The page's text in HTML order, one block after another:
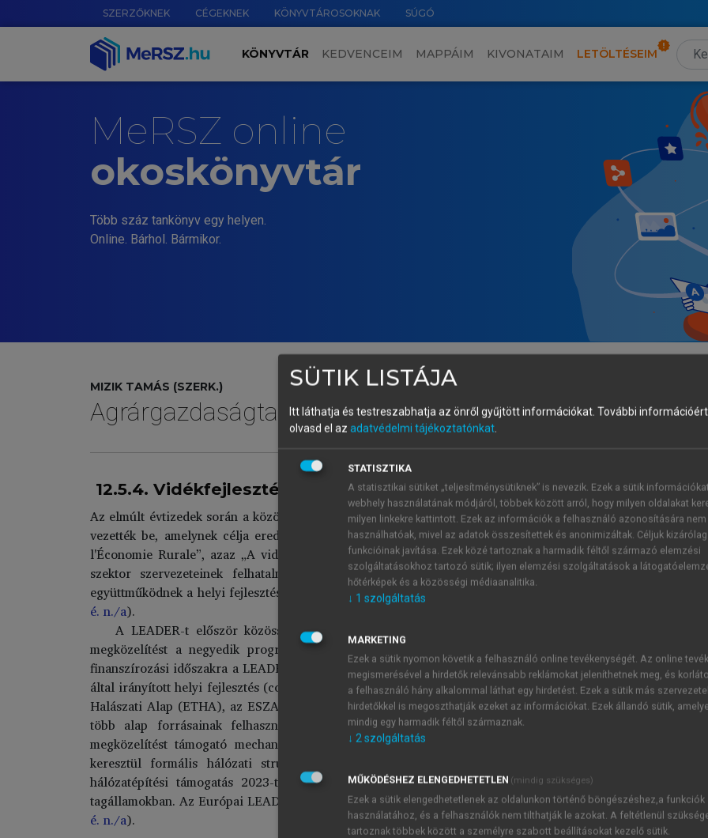
SZERZŐKNEK CÉGEKNEK KÖNYVTÁROSOKNAK SÚGÓ
KÖNYVTÁR KEDVENCEIM MAPPÁIM KIVONATAIM LETÖLTÉSEIM
MeRSZ online
okoskönyvtár
Több száz tankönyv egy helyen.
Online. Bárhol. Bármikor.
MIZIK TAMÁS (SZERK.)
Agrárgazdaságtan III.
12.5.4. Vidékfejlesztés a gyakorlatban: a LEADER/CLLD megközelítés
Az elmúlt évtizedek során a közösség által irányított helyi fejlesztés megközelítést a hagyományos,
vezették be, amelynek célja eredetileg a vidéki kihívások kezelése volt Európa-szerte. A LEADER –
l'Économie Rurale”, azaz „A vidéki gazdaságfejlesztést célzó intézkedések közötti kapcsolatok” a helyi
szektor szervezeteinek felhatalmazására összpontosít. Elsődleges eszközei, a helyi akciócsoportok
együttműködnek a helyi fejlesztési stratégiák (HFS) tervezésében és végrehajtásában, valamint az
é. n./a).
A LEADER-t először közösségi kezdeményezésként vezették be, azaz az EU strukturális
megközelítést a negyedik programozási időszakban (2007–2013) az EU vidékfejlesztési politikájának
finanszírozási időszakra a LEADER módszer alkalmazhatóságát tovább bővítették a vidéki és a városi
által irányított helyi fejlesztés (community-led local development = CLLD) formájában. A CLLD az EMVA
Halászati Alap (ETHA), az ESZA és az ERFA keretében is alkalmazható, és amennyiben a tagállami
több alap forrásainak felhasználásával is készíthetnek és megvalósíthatnak integrált stratégiákat. A
megközelítést támogató mechanizmusok is fejlődtek; 2023-ig a nemzeti vidéki hálózatokon és az
keresztül formális hálózati struktúrák nyújtottak technikai támogatást és egyéb hálózati
hálózatépítési támogatás 2023-tól az EU KAP-hálózatán és a KAP stratégiai tervekhez kapcsolódó
tagállamokban. Az Európai LEADER Vidékfejlesztési Szövetség (ELARD) a LEADER-területek nemzetközi
é. n./a).
SÜTIK LISTÁJA
Itt láthatja és testreszabhatja az önről gyűjtött információkat. További
olvasd el az adatvédelmi tájékoztatónkat.
STATISZTIKA
A statisztikai sütiket „teljesítménysütiknek” is nevezik. Ezek a sütik
webhely használatának módjáról, többek között arról, hogy milyen oldalakat
milyen linkekre kattintott. Ezek az információk a felhasználó azonosítására nem
használhatóak, mivel az adatok összesítettek és anonimizáltak. Céljuk
funkcióinak javítása. Ezek közé tartoznak a harmadik féltől származó elemzési
szolgáltatásokhoz tartozó sütik; ilyen elemzési szolgáltatások a
hőtérképek és a közösségi médiaanalitika.
↓ 1 szolgáltatás
MARKETING
Ezek a sütik nyomon követik a felhasználó online tevékenységét. Az online
megismerésével a hirdetők relevánsabb reklámokat jeleníthetnek meg, és
a felhasználó hány alkalommal láthat egy hirdetést. Ezek a sütik más
hirdetőkkel is megoszthatják ezeket az információkat. Ezek állandó sütik,
mindig egy harmadik féltől származnak.
↓ 2szolgáltatás
MŰKÖDÉSHEZ ELENGEDHETETLEN (mindig szükséges)
Ezek a sütik elengedhetetlenek az oldalunkon történő böngészéshez,a funkciók
használatához, és a felhasználók nem tilthatják le azokat. A feltétlenül
tartoznak többek között a személyre szabott beállításokat kezelő sütik.